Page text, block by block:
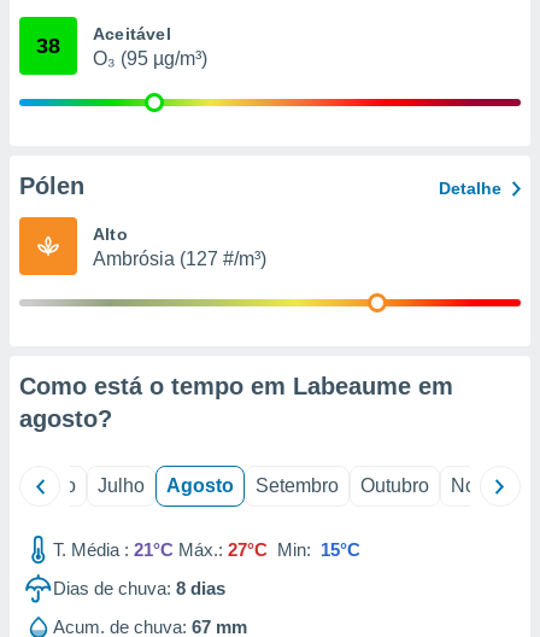
através
estudos
1199
38 Aceitável
O₃ (95 µg/m³)
Pólen Detalhe
Alto
Ambrósia (127 #/m³)
Como está o tempo em Labeaume em
agosto?
Junho Julho Agosto Setembro Outubro Novembro
T. Média : 21°C Máx.: 27°C Min: 15°C
Dias de chuva: 8 dias
Acum. de chuva: 67 mm